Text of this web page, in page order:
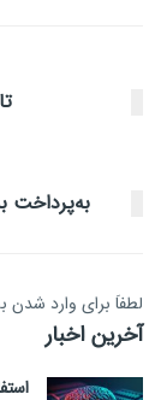
به‌پرداخت
لطفاَ برای وارد شدن
آخرین اخبار